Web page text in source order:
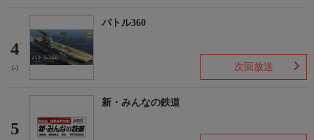
4
(-)
バトル360
次回放送
5
新・みんなの鉄道